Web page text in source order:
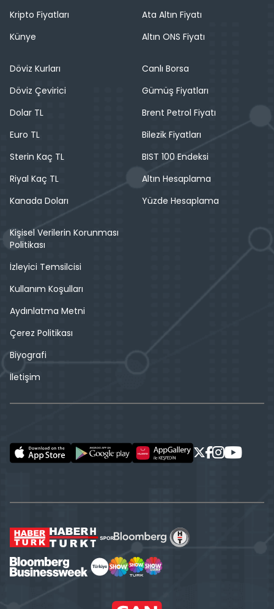
Kripto Fiyatları
Künye
Ata Altın Fiyatı
Altın ONS Fiyatı
Döviz Kurları
Döviz Çevirici
Dolar TL
Euro TL
Sterin Kaç TL
Riyal Kaç TL
Kanada Doları
Canlı Borsa
Gümüş Fiyatları
Brent Petrol Fiyatı
Bilezik Fiyatları
BIST 100 Endeksi
Altın Hesaplama
Yüzde Hesaplama
Kişisel Verilerin Korunması
Politikası
İzleyici Temsilcisi
Kullanım Koşulları
Aydınlatma Metni
Çerez Politikası
Biyografi
İletişim